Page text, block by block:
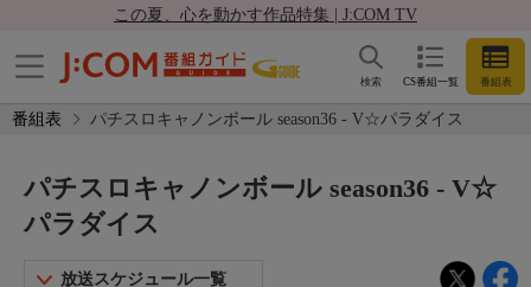
この夏、心を動かす作品特集 | J:COM TV
CS番組一覧 番組表
検索
番組表 パチスロキャノンボール season36 - V☆パラダイス
パチスロキャノンボール season36 - V☆
パラダイス
放送スケジュール一覧